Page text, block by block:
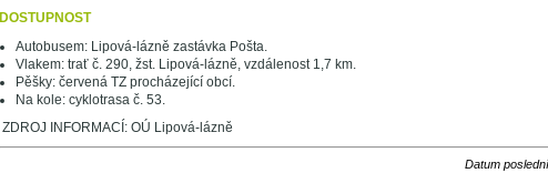
DOSTUPNOST
Autobusem: Lipová-lázně zastávka Pošta.
Vlakem: trať č. 290, žst. Lipová-lázně, vzdálenost 1,7 km.
Pěšky: červená TZ procházející obcí.
Na kole: cyklotrasa č. 53.
ZDROJ INFORMACÍ: OÚ Lipová-lázně
Datum